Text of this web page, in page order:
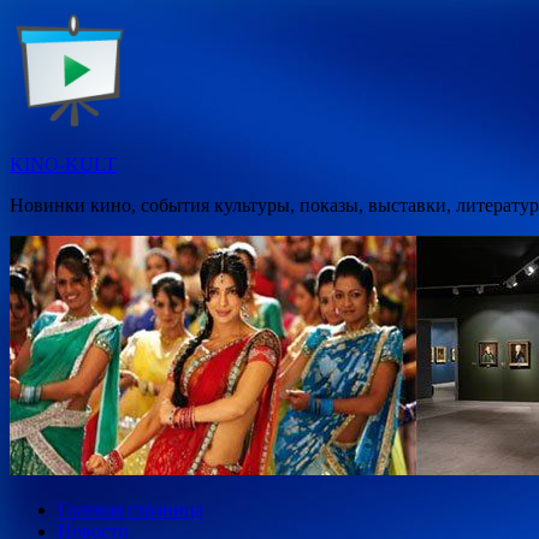
Перейти
к
содержимому
KINO-KULT
Новинки кино, события культуры, показы, выставки,
Главная страница
Новости